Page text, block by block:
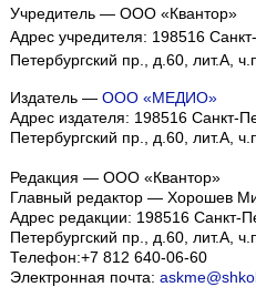
Учредитель — ООО «Квантор»
Адрес учредителя: 198516
Петербургский пр., д.60, лит.А,
Издатель — ООО «МЕДИО»
Адрес издателя: 198516 Санкт-
Петербургский пр., д.60, лит.А,
Редакция — ООО «Квантор»
Главный редактор — Хорошев
Адрес редакции: 198516 Санкт-
Петербургский пр., д.60, лит.А,
Телефон:+7 812 640-06-60
Электронная почта: